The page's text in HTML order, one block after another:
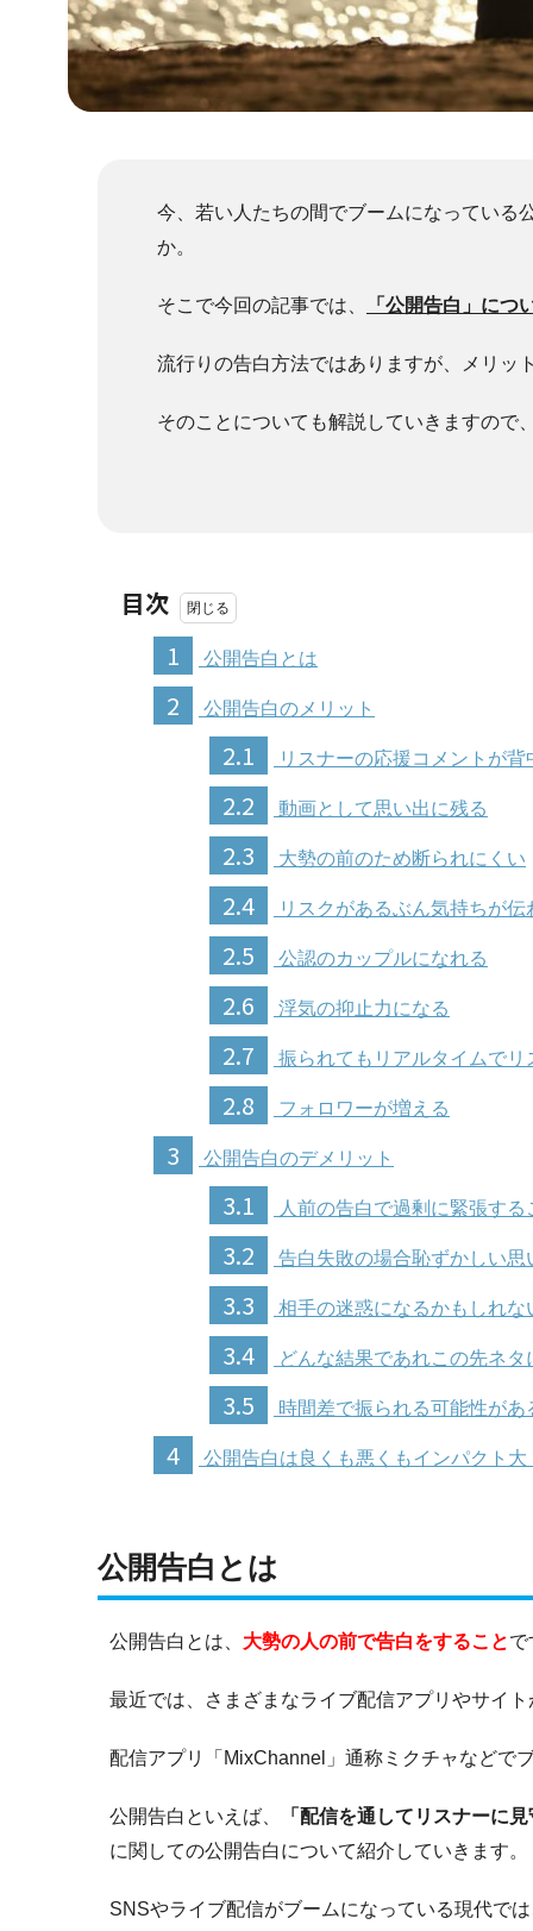
今、若い人たちの間でブームになっている
か。
そこで今回の記事では、 「公開告白」につ
流行りの告白方法ではありますが、メリッ
そのことについても解説していきますので
目次
1
公開告白とは
2 公開告白のメリット
2.1 リスナーの応援コメントが
2.2 動画として思い出に残る
2.3 大勢の前のため断られにくい
2.4 リスクがあるぶん気持ちが伝
2.5 公認のカップルになれる
2.6 浮気の抑止力になる
2.7 振られてもリアルタイムで
2.8 フォロワーが増える
3 公開告白のデメリット
3.1 人前の告白で過剰に緊張する
3.2 告白失敗の場合恥ずかしい思
3.3 相手の迷惑になるかもしれな
3.4 どんな結果であれこの先ネタ
3.5 時間差で振られる可能性があ
4 公開告白は良くも悪くもインパクト大
公開告白とは
公開告白とは、 大勢の人の前で告白をすることで
最近では、さまざまなライブ配信アプリやサイ
配信アプリ「MixChannel」通称ミクチャなどで
公開告白といえば、
「配信を通してリスナーに
に関しての公開告白について紹介していきます。
SNSやライブ配信がブームになっている現代で